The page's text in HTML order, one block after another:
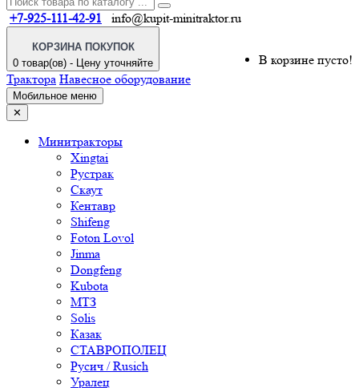
+7-925-111-42-91 info@kupit-minitraktor.ru
КОРЗИНА ПОКУПОК
0 товар(ов) - Цену уточняйте
В корзине пусто!
Трактора Навесное оборудование
Мобильное меню
✕
Минитракторы
Xingtai
Рустрак
Скаут
Кентавр
Shifeng
Foton Lovol
Jinma
Dongfeng
Kubota
МТЗ
Solis
Казак
СТАВРОПОЛЕЦ
Русич / Rusich
Уралец